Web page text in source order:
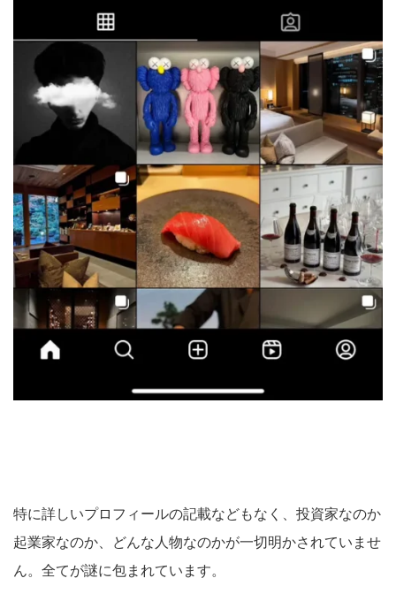
特に詳しいプロフィールの記載などもなく、投資家なのか
起業家なのか、どんな人物なのかが一切明かされていませ
ん。全てが謎に包まれています。